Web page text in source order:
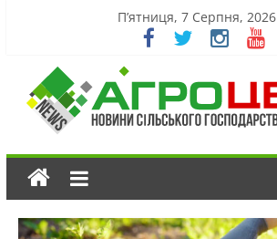
П’ятниця, 7 Серпня, 2026